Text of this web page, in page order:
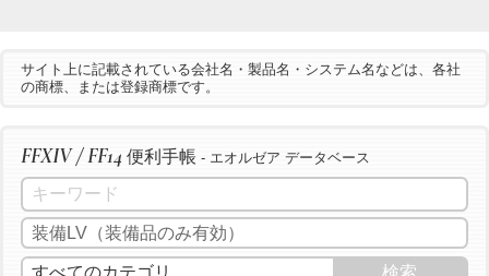
サイト上に記載されている会社名・製品名・システム名などは、各社
の商標、または登録商標です。
FFXIV / FF14 便利手帳 - エオルゼア データベース